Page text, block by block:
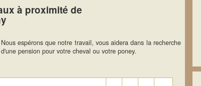
à proximité de
Nous espérons que notre travail, vous aidera dans la recherche
d'une pension pour votre cheval ou votre poney.